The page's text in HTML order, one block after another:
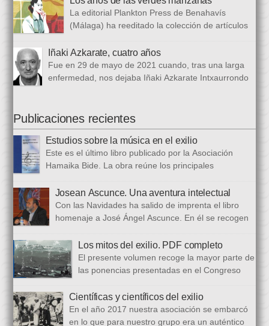
tristemente fuga del fuerte de San Cristobal, en el monte
Ezkaba, una de las mayores evasiones carcelarias de Europa,
que se convirtió en un auténtico baño de sangre: 206
republicanos […]
La editorial Plankton Press de Benahavís
(Málaga) ha reeditado la colección de artículos
de las verdes manzanas” Cecilia García de Guilarte publicó del
1 de marzo al 24 de octubre de 1968, en el periódico franquista
La Voz de España. Esta colección, dieciséis artículos, había
sido parcialmente […]
Iñaki Azkarate, cuatro años
Fue en 29 de mayo de 2021 cuando, tras una larga
enfermedad, nos dejaba Iñaki Azkarate Intxaurrondo
desde sus mismos inicios. Entre nosotros dejó el recuerdo de
una persona trabajadora y comprometida, que huía de
protagonismos y cargos oficiales. Sus aficiones […]
Publicaciones recientes
Estudios sobre la música en el exilio
Este es el último libro publicado por la Asociación
Hamaika Bide. La obra reúne los principales
celebrado en 2023. Bajo ese epígrafe se han recogido un total
de dieciséis ponencias. El libro se ha estructurado en tres
bloques. En el primero se analizan aspectos generales del arte
popular […]
Josean Ascunce. Una aventura intelectual
Con las Navidades ha salido de imprenta el libro
homenaje a José Ángel Ascunce. En él se recogen
desde diferentes perspectivas, incluyendo una detallada
biografía, bibliografía y una recopilación fotográfica. Los
coordinadores han sido Carmen Gil Fombellida y José Ramón
Zabala. Con ellos han particidado once escritores: […]
Los mitos del exilio. PDF completo
El presente volumen recoge la mayor parte de
las ponencias presentadas en el Congreso
primera vez, hemos acordado difundirlo, además de en
formato papel, en formato PDF con la finalidad de reducir los
costes de correo que supone su difusión. En este PDF es
Científicas y científicos del exilio
En el año 2017 nuestra asociación se embarcó
en lo que para nuestro grupo era un auténtico